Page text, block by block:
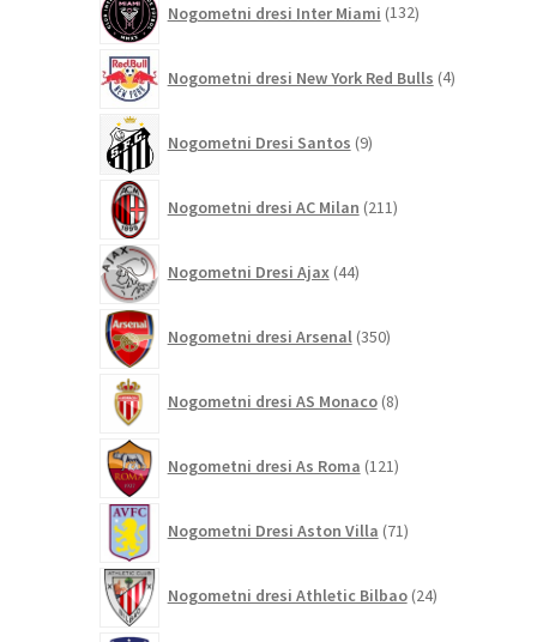
Nogometni dresi Inter Miami 132izdelkov
Nogometni dresi New York Red Bulls 4izdelki
Nogometni Dresi Santos 9izdelkov
Nogometni dresi AC Milan 211izdelkov
Nogometni Dresi Ajax 44izdelkov
Nogometni dresi Arsenal 350izdelkov
Nogometni dresi AS Monaco 8izdelkov
Nogometni dresi As Roma 121izdelkov
Nogometni Dresi Aston Villa 71izdelkov
Nogometni dresi Athletic Bilbao 24izdelkov